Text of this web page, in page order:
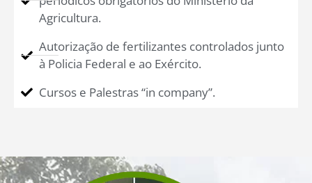
Agricultura.
Autorização de fertilizantes controlados junto
à Policia Federal e ao Exército.
Cursos e Palestras “in company”.